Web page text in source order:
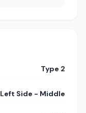
Type 2
Left Side - Middle